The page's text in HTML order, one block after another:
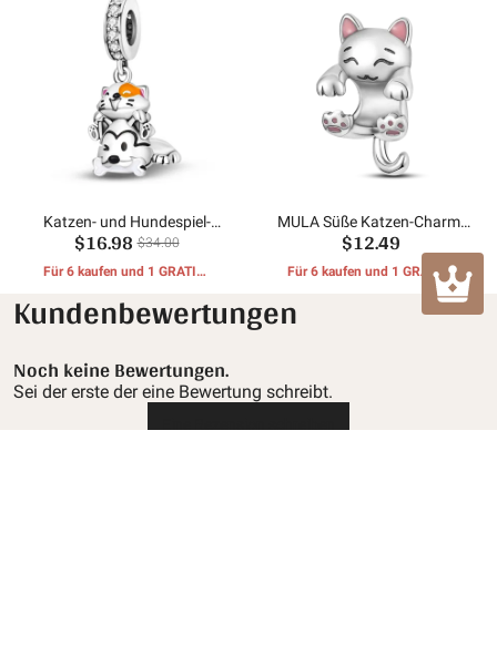
Katzen- und Hundespiel-
Perlenanhänger
$16.98 $34.00
Für 6 kaufen und 1 GRATIS-
MULA Süße Katzen-Charm-
Perlen
$12.49
Für 6 kaufen und 1 GRATIS-
Kundenbewertungen
Noch keine Bewertungen.
Sei der erste der eine Bewertung schreibt.